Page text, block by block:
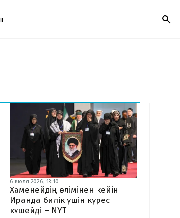
6 июля 2026, 13:10
Хаменейдің өлімінен кейін
Иранда билік үшін күрес
күшейді – NYT